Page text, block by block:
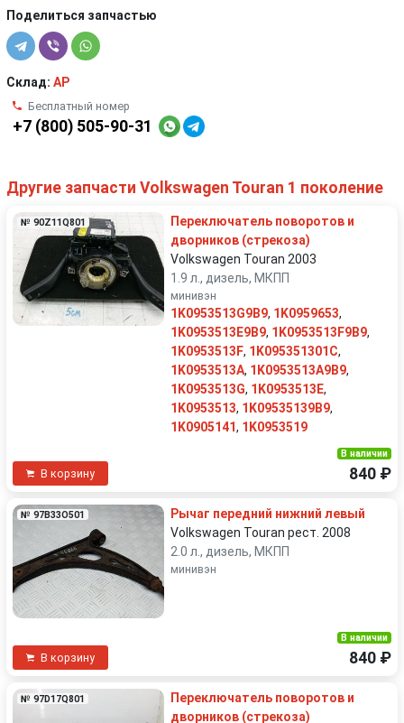
Поделиться запчастью
Склад: AP
Бесплатный номер
+7 (800) 505-90-31
Другие запчасти Volkswagen Touran 1 поколение
№ 90Z11Q801
Переключатель поворотов и
дворников (стрекоза)
Volkswagen Touran 2003
1.9 л., дизель, МКПП
минивэн
1K0953513G9B9, 1K0959653,
1K0953513E9B9, 1K0953513F9B9,
1K0953513F, 1K095351301C,
1K0953513A, 1K0953513A9B9,
1K0953513G, 1K0953513E,
1K0953513, 1K09535139B9,
1K0905141, 1K0953519
В корзину
В наличии
840 ₽
№ 97B33O501
Рычаг передний нижний левый
Volkswagen Touran рест. 2008
2.0 л., дизель, МКПП
минивэн
В корзину
В наличии
840 ₽
№ 97D17Q801
Переключатель поворотов и
дворников (стрекоза)